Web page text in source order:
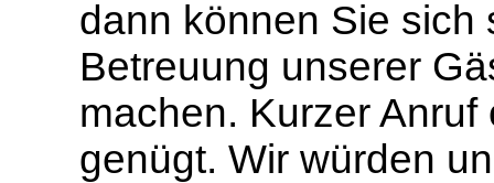
dann können Sie sich
Betreuung unserer
machen. Kurzer
genügt. Wir würden